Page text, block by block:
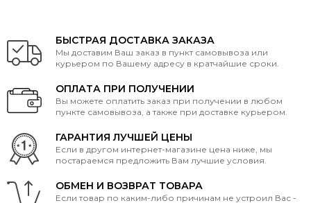
БЫСТРАЯ ДОСТАВКА ЗАКАЗА
Мы доставим Ваш заказ в пункт самовывоза или
курьером по Вашему адресу в кратчайшие сроки.
ОПЛАТА ПРИ ПОЛУЧЕНИИ
Вы можете оплатить заказ при получении в любом
пункте самовывоза, а также при доставке курьером.
ГАРАНТИЯ ЛУЧШЕЙ ЦЕНЫ
Если в другом интернет-магазине цена ниже, мы
постараемся предложить Вам лучшие условия.
ОБМЕН И ВОЗВРАТ ТОВАРА
Если товар по каким-либо причинам не устроил Вас -